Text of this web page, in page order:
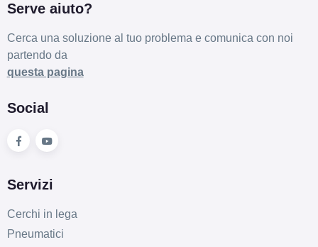
Serve aiuto?
Cerca una soluzione al tuo problema e comunica con noi
partendo da
questa pagina
Social
Servizi
Cerchi in lega
Pneumatici